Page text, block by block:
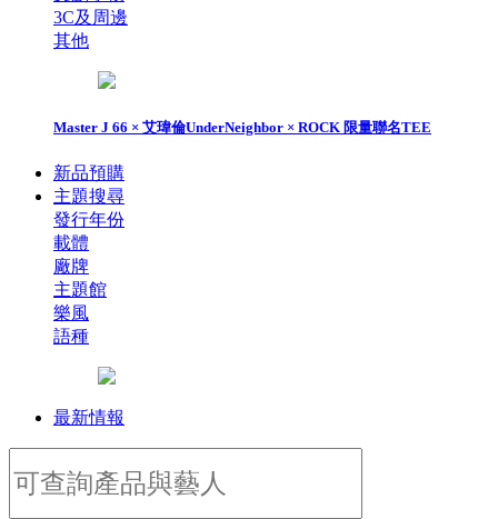
3C及周邊
其他
Master J 66 × 艾瑋倫UnderNeighbor × ROCK 限量聯名TEE
新品預購
主題搜尋
發行年份
載體
廠牌
主題館
樂風
語種
最新情報